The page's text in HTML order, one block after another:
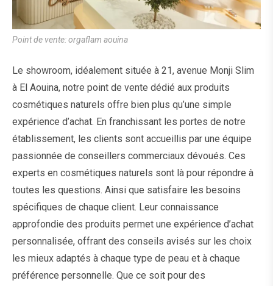
Point de vente: orgaflam aouina
Le showroom, idéalement située à 21, avenue Monji Slim
à El Aouina, notre point de vente dédié aux produits
cosmétiques naturels offre bien plus qu’une simple
expérience d’achat. En franchissant les portes de notre
établissement, les clients sont accueillis par une équipe
passionnée de conseillers commerciaux dévoués. Ces
experts en cosmétiques naturels sont là pour répondre à
toutes les questions. Ainsi que satisfaire les besoins
spécifiques de chaque client. Leur connaissance
approfondie des produits permet une expérience d’achat
personnalisée, offrant des conseils avisés sur les choix
les mieux adaptés à chaque type de peau et à chaque
préférence personnelle. Que ce soit pour des